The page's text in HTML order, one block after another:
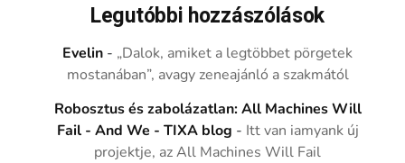
Legutóbbi hozzászólások
Evelin - „Dalok, amiket a legtöbbet pörgetek
mostanában”, avagy zeneajánló a szakmától
Robosztus és zabolázatlan: All Machines Will
Fail - And We - TIXA blog - Itt van iamyank új
projektje, az All Machines Will Fail